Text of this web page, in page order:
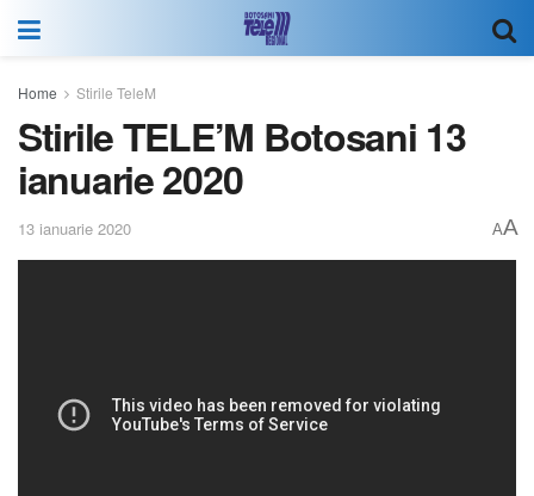
Home Stirile TeleM
Stirile TELE’M Botosani 13
ianuarie 2020
13 ianuarie 2020 AA